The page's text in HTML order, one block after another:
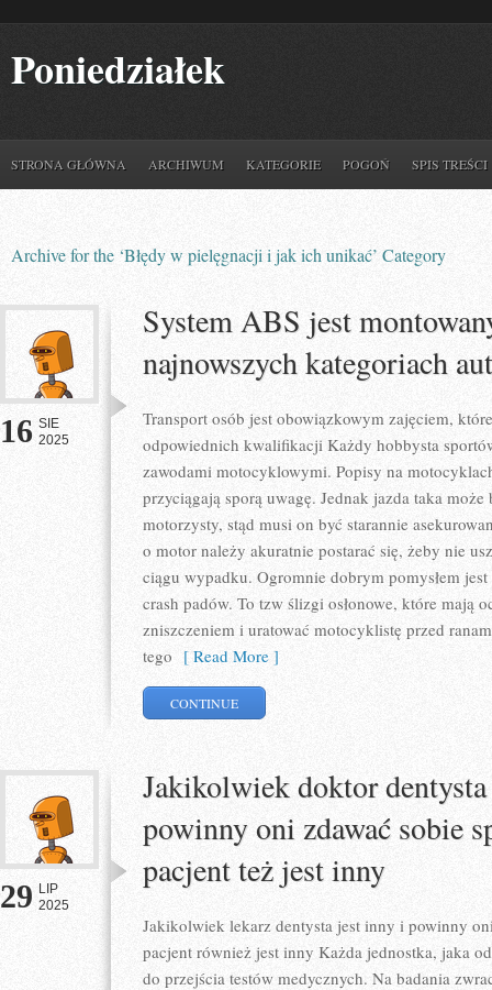
Poniedziałek
STRONA GŁÓWNA ARCHIWUM KATEGORIE POGOŃ SPIS TREŚCI
Archive for the ‘Błędy w pielęgnacji i jak ich unikać’ Category
16 SIE
2025
System ABS jest
najnowszych kategoriach
Transport osób jest obowiązkowym zajęciem,
odpowiednich kwalifikacji Każdy hobbysta
zawodami motocyklowymi. Popisy na
przyciągają sporą uwagę. Jednak jazda taka
motorzysty, stąd musi on być starannie
o motor należy akuratnie postarać się, żeby nie
ciągu wypadku. Ogromnie dobrym pomysłem
crash padów. To tzw ślizgi osłonowe, które mają
zniszczeniem i uratować motocyklistę przed
tego [ Read More ]
CONTINUE
29 LIP
2025
Jakikolwiek doktor
powinny oni zdawać sobie
pacjent też jest inny
Jakikolwiek lekarz dentysta jest inny i powinny
pacjent również jest inny Każda jednostka, jaka
do przejścia testów medycznych. Na badania